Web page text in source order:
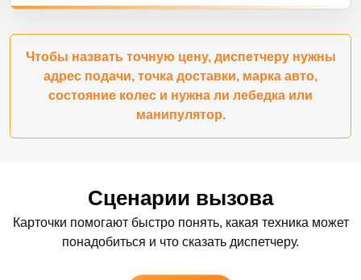
Чтобы назвать точную цену, диспетчеру нужны
адрес подачи, точка доставки, марка авто,
состояние колес и нужна ли лебедка или
манипулятор.
Сценарии вызова
Карточки помогают быстро понять, какая техника может
понадобиться и что сказать диспетчеру.